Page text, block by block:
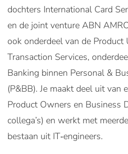
dochters International Card
en de joint venture ABN
ook onderdeel van de Product
Transaction Services,
Banking binnen Personal &
(P&BB). Je maakt deel uit van
Product Owners en Business
collega’s) en werkt met
bestaan uit IT‑engineers.